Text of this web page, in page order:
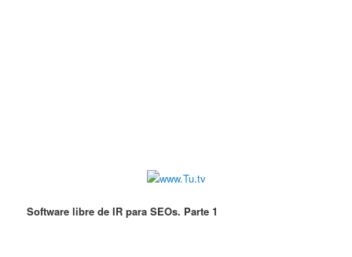
Software libre de IR para SEOs. Parte 1